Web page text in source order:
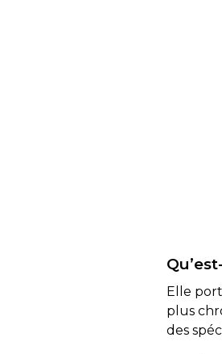
Elle
plus
des